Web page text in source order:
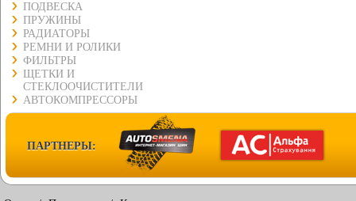
ПОДВЕСКА
ПРУЖИНЫ
РАДИАТОРЫ
РЕМНИ И РОЛИКИ
ФИЛЬТРЫ
ЩЕТКИ И
СТЕКЛООЧИСТИТЕЛИ
АВТОКОМПРЕССОРЫ
ПАРТНЕРЫ: